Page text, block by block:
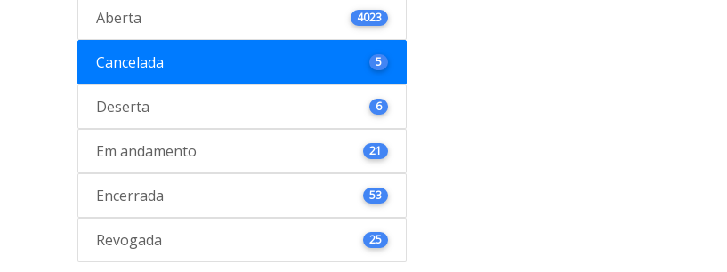
Aberta 4023
Cancelada 5
Deserta 6
Em andamento 21
Encerrada 53
Revogada 25